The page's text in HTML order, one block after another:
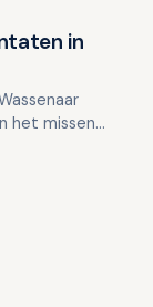
in
het missen